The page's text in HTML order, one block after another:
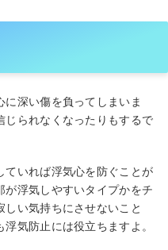
深い傷を負ってしまいま
じられなくなったりもするで
ていれば浮気心を防ぐことが
が浮気しやすいタイプかをチ
しい気持ちにさせないこと
気防止には役立ちますよ。